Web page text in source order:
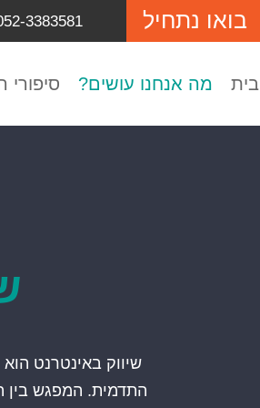
3383581 בואו נתחיל
בית מה אנחנו עושים?
שיווק באינטרנט
התדמית. המפגש בין